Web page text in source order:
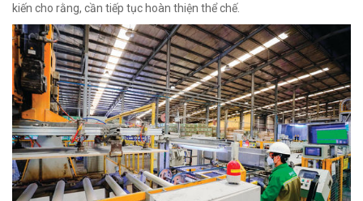
kiến cho rằng, cần tiếp tục hoàn thiện thể chế.